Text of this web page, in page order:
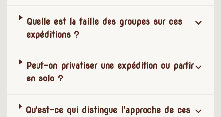
Quelle est la taille des groupes sur ces
expéditions ?
Peut-on privatiser une expédition ou partir
en solo ?
Qu'est-ce qui distingue l'approche de ces